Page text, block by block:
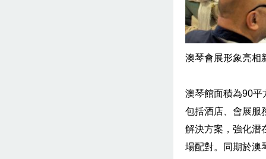
澳琴會展形象亮相
澳琴館面積為90平
包括酒店、會展服
解決方案，強化潛
場配對。同期於澳